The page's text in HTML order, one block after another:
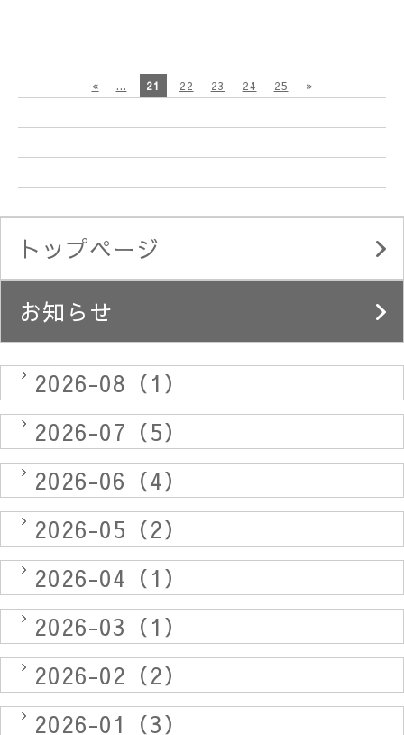
« ... 21 22 23 24 25 »
トップページ
お知らせ
2026-08（1）
2026-07（5）
2026-06（4）
2026-05（2）
2026-04（1）
2026-03（1）
2026-02（2）
2026-01（3）